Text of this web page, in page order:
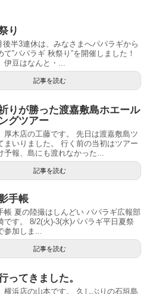
り
後半3連休は、みなさまへパパラギから
て‟パパラギ 秋祭り”を開催しました！
伊豆はなんと・...
記事を読む
りが勝った渡嘉敷島ホエール
グツアー
厚木店の工藤です。 先日は渡嘉敷島ツ
まいりました。 行く前の当初はツアー
予報、島にも渡れなかった...
記事を読む
手帳
帳 夏の陸撮はしんどい パパラギ広報部
です。 8/2(火)-3(水)パパラギ平日夏祭
参加しま...
記事を読む
ってきました。
横浜店の山本です。 久しぶりの石垣島